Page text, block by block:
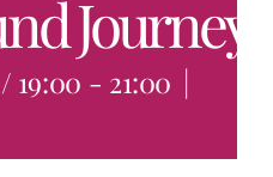
Journey
19:00 - 21:00 |